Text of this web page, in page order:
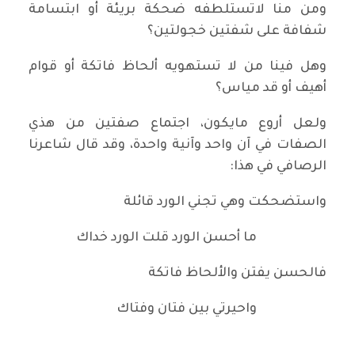
ومن منا لاتستلطفه ضحكة بريئة أو ابتسامة
شفافة على شفتين خجولتين؟
وهل فينا من لا تستهويه ألحاظ فاتكة أو قوام
أهيف أو قد مياس؟
ولعل أروع مايكون، اجتماع صفتين من هذي
الصفات في آن واحد وآنية واحدة، وقد قال شاعرنا
الرصافي في هذا:
واستضحكت وهي تجني الورد قائلة
ما أحسن الورد قلت الورد خداك
فالحسن يفتن والألحاظ فاتكة
واحيرتي بين فتان وفتاك